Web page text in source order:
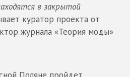
в закрытой
куратор проекта от
журнала «Теория моды»